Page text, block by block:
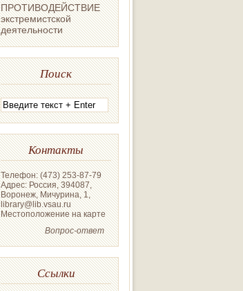
ПРОТИВОДЕЙСТВИЕ
экстремистской
деятельности
Поиск
Контакты
Телефон: (473) 253-87-79
Адрес: Россия, 394087,
Воронеж, Мичурина, 1,
library@lib.vsau.ru
Местоположение на карте
Вопрос-ответ
Ссылки